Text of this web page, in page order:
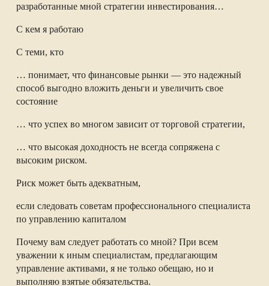
разработанные мной стратегии инвестирования…
С кем я работаю
С теми, кто
… понимает, что финансовые рынки — это надежный
способ выгодно вложить деньги и увеличить свое
состояние
… что успех во многом зависит от торговой стратегии,
… что высокая доходность не всегда сопряжена с
высоким риском.
Риск может быть адекватным,
если следовать советам профессионального специалиста
по управлению капиталом
Почему вам следует работать со мной? При всем
уважении к иным специалистам, предлагающим
управление активами, я не только обещаю, но и
выполняю взятые обязательства.